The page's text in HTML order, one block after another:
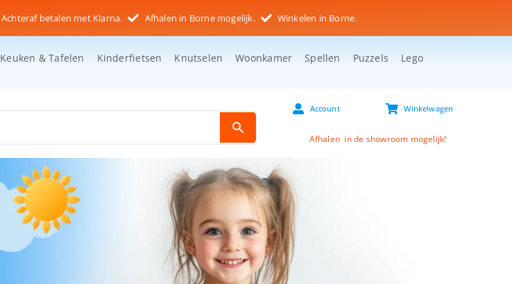
Achteraf betalen met Klarna. Afhalen in Borne mogelijk. Winkelen in Borne.
Keuken & Tafelen Kinderfietsen Knutselen Woonkamer Spellen Puzzels Lego
Account Winkelwagen
Afhalen in de showroom mogelijk!